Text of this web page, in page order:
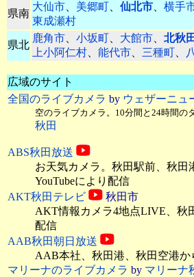
県南
大仙市、 美郷町、 仙北市、 横手
東成瀬村
県北
鹿角市、 小坂町、 大館市、 北秋
上小阿仁村、 能代市、 三種町、
広域のサイト
全国のライブカメラ by ウェザーニュ
空のライブカメラ。10分間と24時間の
秋田
ABS秋田放送
お天気カメラ。秋田駅前、秋田
YouTubeにより配信
AKT秋田テレビ
秋田市
AKT情報カメラ4地点LIVE、 秋
配信
AAB秋田朝日放送
AAB本社、秋田港、秋田空港か
マリーナのライブカメラ by マリーナ